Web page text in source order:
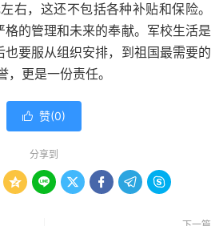
右，这还不包括各种补贴和保险。
的管理和未来的奉献。军校生活是
也要服从组织安排，到祖国最需要的
更是一份责任。
 赞(0)
分享到
     